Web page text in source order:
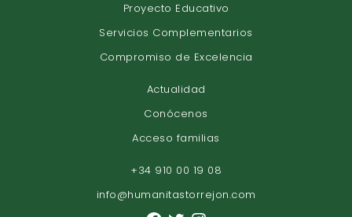
Proyecto Educativo
Servicios Complementarios
Compromiso de Excelencia
Actualidad
Conócenos
Acceso familias
+34 910 00 19 08
info@humanitastorrejon.com